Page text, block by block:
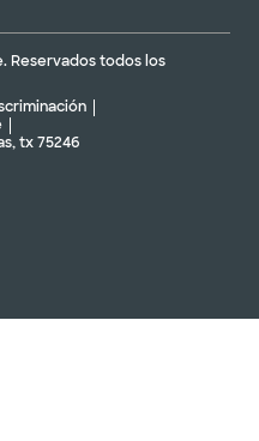
Reservados todos los
tx 75246